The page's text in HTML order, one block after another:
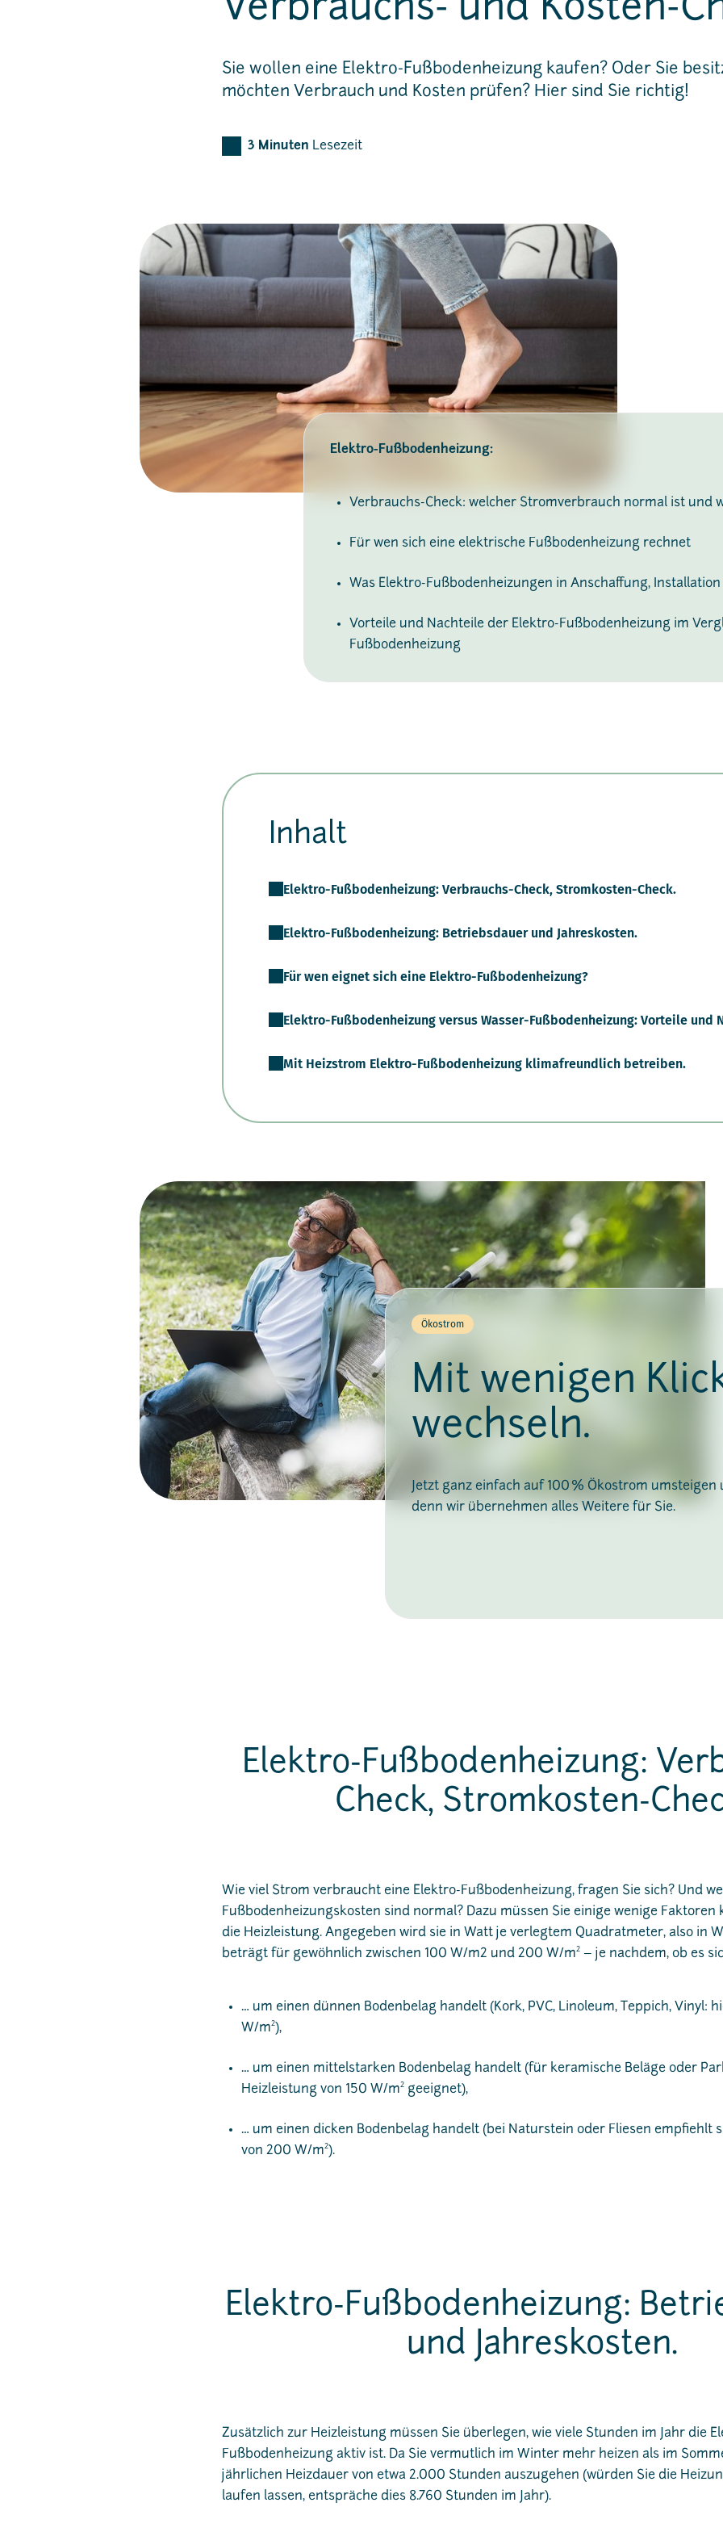
Verbrauchs- und Kosten-
Sie wollen eine Elektro-Fußbodenheizung kaufen? Oder Sie
möchten Verbrauch und Kosten prüfen? Hier sind Sie richtig!
3 Minuten Lesezeit
Elektro-Fußbodenheizung:
Verbrauchs-Check: welcher Stromverbrauch normal ist und
Für wen sich eine elektrische Fußbodenheizung rechnet
Was Elektro-Fußbodenheizungen in Anschaffung,
Vorteile und Nachteile der Elektro-Fußbodenheizung im
Fußbodenheizung
Inhalt
Elektro-Fußbodenheizung: Verbrauchs-Check, Stromkosten-Check.
Elektro-Fußbodenheizung: Betriebsdauer und Jahreskosten.
Für wen eignet sich eine Elektro-Fußbodenheizung?
Elektro-Fußbodenheizung versus Wasser-Fußbodenheizung: Vorteile und
Mit Heizstrom Elektro-Fußbodenheizung klimafreundlich betreiben.
Ökostrom
Mit wenigen
wechseln.
Jetzt ganz einfach auf 100 % Ökostrom
denn wir übernehmen alles Weitere für Sie.
Elektro-Fußbodenheizung:
Check, Stromkosten-
Wie viel Strom verbraucht eine Elektro-Fußbodenheizung, fragen Sie sich? Und
Fußbodenheizungskosten sind normal? Dazu müssen Sie einige wenige Faktoren
die Heizleistung. Angegeben wird sie in Watt je verlegtem Quadratmeter, also in
beträgt für gewöhnlich zwischen 100 W/m2 und 200 W/m2– je nachdem, ob es
… um einen dünnen Bodenbelag handelt (Kork, PVC, Linoleum, Teppich, Vinyl:
W/m2),
… um einen mittelstarken Bodenbelag handelt (für keramische Beläge oder
Heizleistung von 150 W/m2geeignet),
… um einen dicken Bodenbelag handelt (bei Naturstein oder Fliesen empfiehlt
von 200 W/m2).
Elektro-Fußbodenheizung:
und Jahreskosten.
Zusätzlich zur Heizleistung müssen Sie überlegen, wie viele Stunden im Jahr die
Fußbodenheizung aktiv ist. Da Sie vermutlich im Winter mehr heizen als im
jährlichen Heizdauer von etwa 2.000 Stunden auszugehen (würden Sie die
laufen lassen, entspräche dies 8.760 Stunden im Jahr).